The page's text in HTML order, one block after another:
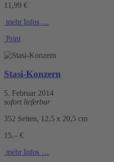
11,99 €
mehr Infos …
Print
Stasi-Konzern
5. Februar 2014
sofort lieferbar
352 Seiten, 12,5 x 20,5 cm
15,– €
mehr Infos …